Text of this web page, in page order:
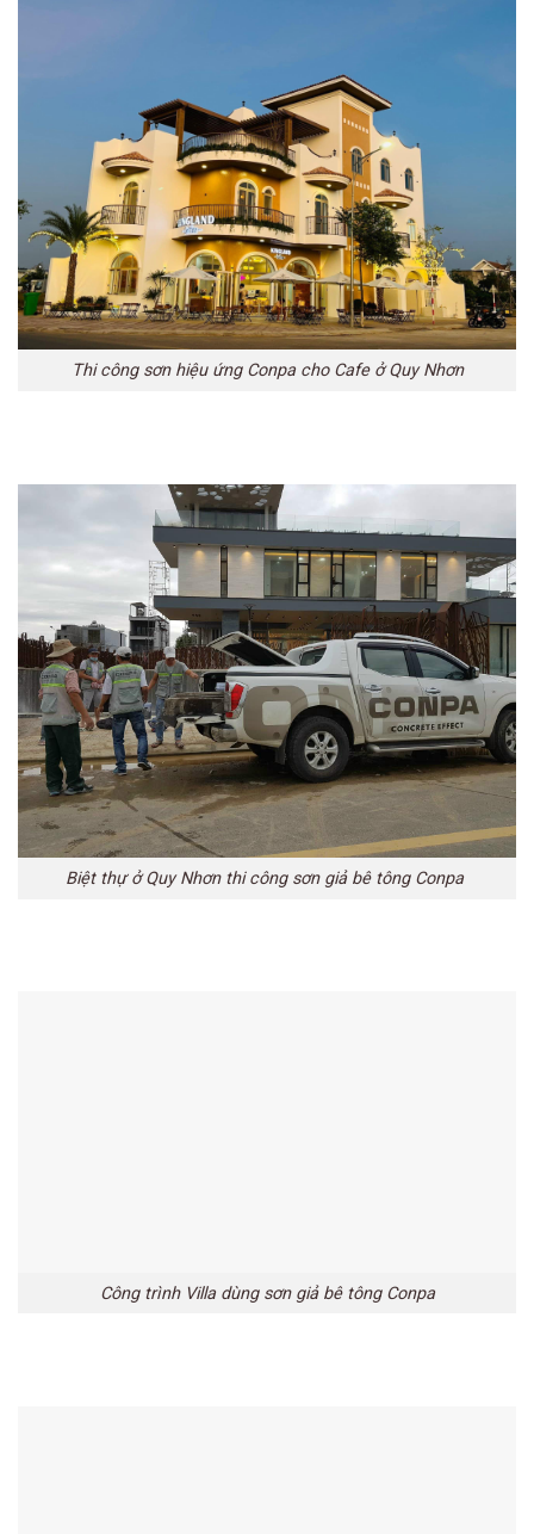
Thi công sơn hiệu ứng Conpa cho Cafe ở Quy Nhơn
Biệt thự ở Quy Nhơn thi công sơn giả bê tông Conpa
Công trình Villa dùng sơn giả bê tông Conpa